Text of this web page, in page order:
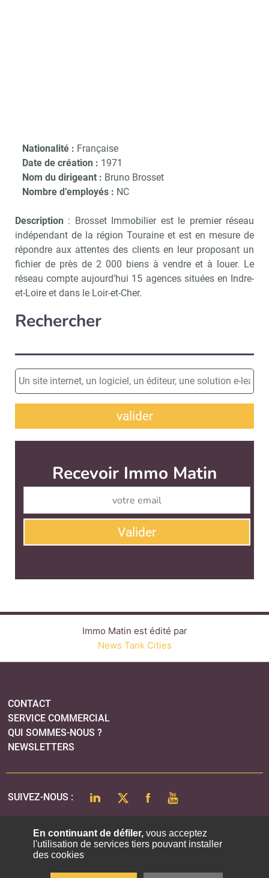
Nationalité : Française
Date de création : 1971
Nom du dirigeant : Bruno Brosset
Nombre d’employés : NC
Description : Brosset Immobilier est le premier réseau
indépendant de la région Touraine et est en mesure de
répondre aux attentes des clients en leur proposant un
fichier de près de 2 000 biens à vendre et à louer. Le
réseau compte aujourd’hui 15 agences situées en Indre-
et-Loire et dans le Loir-et-Cher.
Rechercher
valider
Recevoir Immo Matin
Valider
Immo Matin est édité par
News Tank Cities
CONTACT
SERVICE COMMERCIAL
QUI SOMMES-NOUS ?
NEWSLETTERS
SUIVEZ-NOUS : LINKEDINTWITTERFACEBOOK
YOUTUBE
PLAN DU SITE
En continuant de défiler,vous acceptez
l'utilisation de services tiers pouvant installer
des cookies